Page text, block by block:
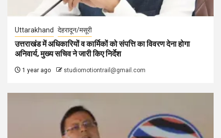
Uttarakhand देहरादून/मसूरी
उत्तराखंड में अधिकारियों व कार्मिकों को संपत्ति का विवरण देना होगा
अनिवार्य, मुख्य सचिव ने जारी किए निर्देश
1 year ago studiomotiontrail@gmail.com